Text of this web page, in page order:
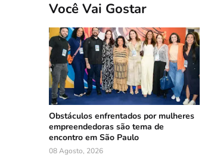
Você Vai Gostar
Obstáculos enfrentados por mulheres
empreendedoras são tema de
encontro em São Paulo
08 Agosto, 2026